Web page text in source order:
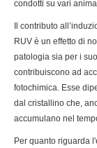
condotti su vari
Il contributo
RUV è un effetto di
patologia sia per i
contribuiscono ad
fotochimica. Esse
dal cristallino che,
accumulano nel
Per quanto riguarda